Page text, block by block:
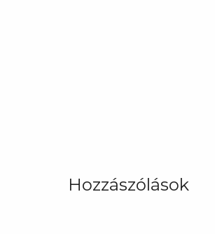
Hozzászólások